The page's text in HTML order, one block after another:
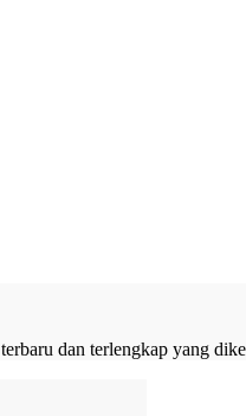
terbaru dan terlengkap yang